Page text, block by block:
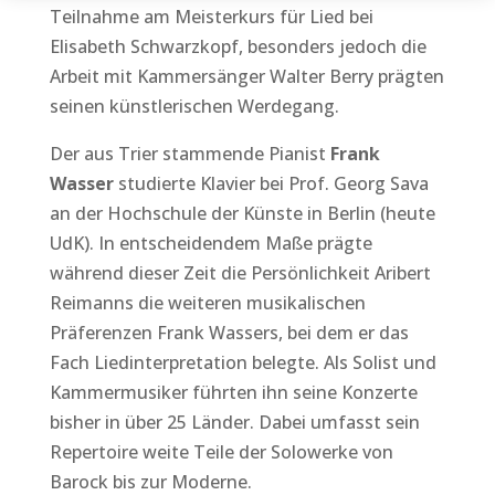
Teilnahme am Meisterkurs für Lied bei
Elisabeth Schwarzkopf, besonders jedoch die
Arbeit mit Kammersänger Walter Berry prägten
seinen künstlerischen Werdegang.
Der aus Trier stammende Pianist Frank
Wasserstudierte Klavier bei Prof. Georg Sava
an der Hochschule der Künste in Berlin (heute
UdK). In entscheidendem Maße prägte
während dieser Zeit die Persönlichkeit Aribert
Reimanns die weiteren musikalischen
Präferenzen Frank Wassers, bei dem er das
Fach Liedinterpretation belegte. Als Solist und
Kammermusiker führten ihn seine Konzerte
bisher in über 25 Länder. Dabei umfasst sein
Repertoire weite Teile der Solowerke von
Barock bis zur Moderne.